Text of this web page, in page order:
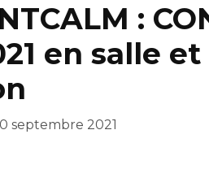
:
en salle et
septembre 2021